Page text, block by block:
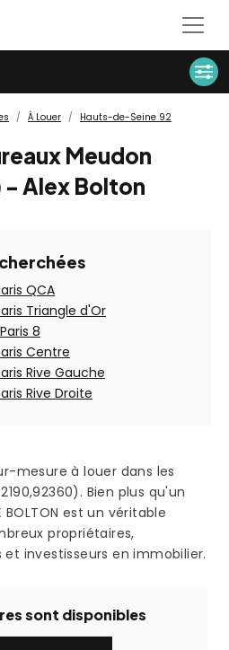
À Louer
Hauts-de-Seine 92
Meudon
- Alex Bolton
QCA
Triangle d'Or
8
Centre
Rive Gauche
Rive Droite
mesure à louer dans les
Bien plus qu'un
BOLTON est un véritable
propriétaires,
investisseurs en immobilier.
sont disponibles